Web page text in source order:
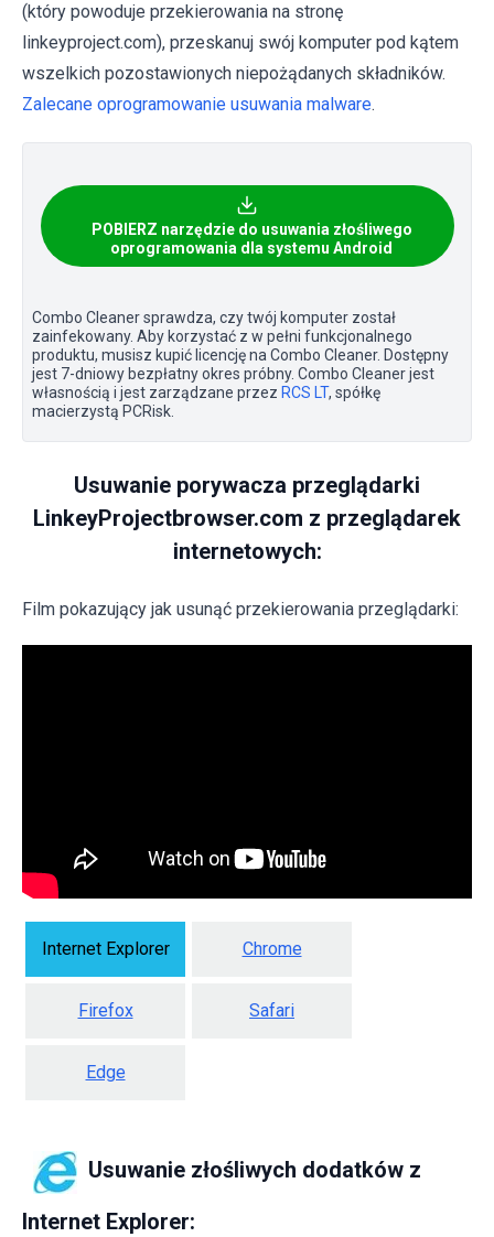
(który powoduje przekierowania na stronę
linkeyproject.com), przeskanuj swój komputer pod kątem
wszelkich pozostawionych niepożądanych składników.
Zalecane oprogramowanie usuwania malware.
POBIERZ narzędzie do usuwania złośliwego
oprogramowania dla systemu Android
Combo Cleaner sprawdza, czy twój komputer został
zainfekowany. Aby korzystać z w pełni funkcjonalnego
produktu, musisz kupić licencję na Combo Cleaner. Dostępny
jest 7-dniowy bezpłatny okres próbny. Combo Cleaner jest
własnością i jest zarządzane przez RCS LT, spółkę
macierzystą PCRisk.
Usuwanie porywacza przeglądarki
LinkeyProjectbrowser.com z przeglądarek
internetowych:
Film pokazujący jak usunąć przekierowania przeglądarki:
Internet Explorer Chrome
Firefox Safari
Edge
Usuwanie złośliwych dodatków z
Internet Explorer: